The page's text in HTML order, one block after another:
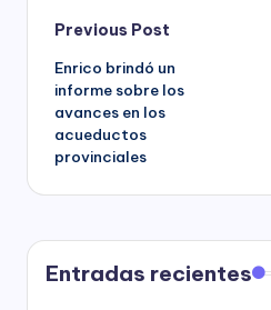
Post
navigation
Previous Post
Enrico brindó un
informe sobre los
avances en los
acueductos
provinciales
Entradas recientes